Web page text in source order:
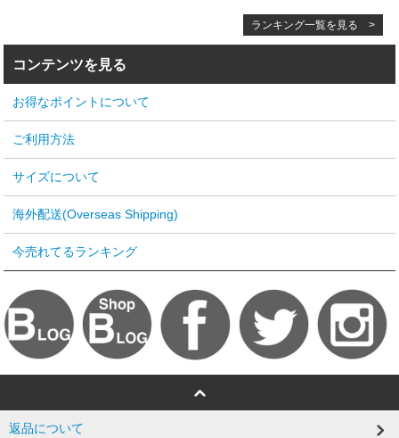
ランキング一覧を見る >
コンテンツを見る
お得なポイントについて
ご利用方法
サイズについて
海外配送(Overseas Shipping)
今売れてるランキング
返品について